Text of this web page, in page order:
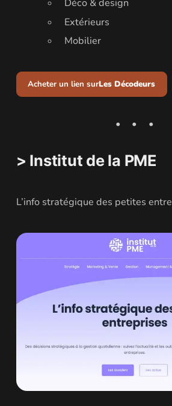
Déco & design
Extérieurs
Mobilier
Acheter un lien surLes Décodeurs
> Institut de la PME
L’info stratégique des petites